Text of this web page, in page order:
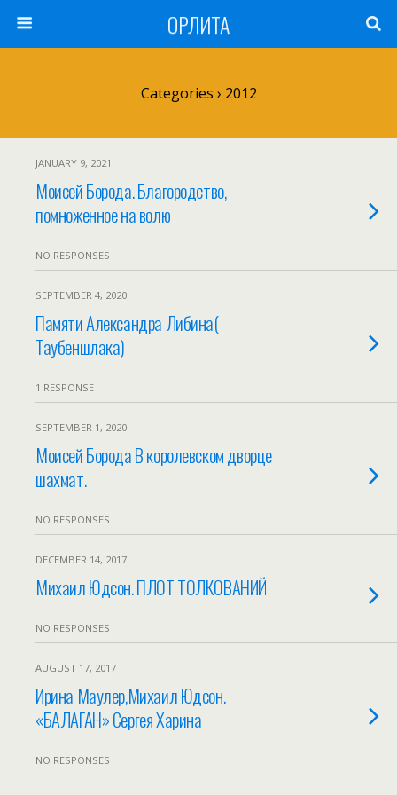
ОРЛИТА
Categories › 2012
JANUARY 9, 2021
Моисей Борода. Благородство,
помноженное на волю
NO RESPONSES
SEPTEMBER 4, 2020
Памяти Александра Либина(
Таубеншлака)
1 RESPONSE
SEPTEMBER 1, 2020
Моисей Борода В королевском дворце
шахмат.
NO RESPONSES
DECEMBER 14, 2017
Михаил Юдсон. ПЛОТ ТОЛКОВАНИЙ
NO RESPONSES
AUGUST 17, 2017
Ирина Маулер,Михаил Юдсон.
«БАЛАГАН» Сергея Харина
NO RESPONSES